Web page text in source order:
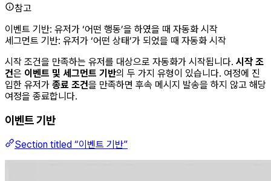
참고
이벤트 기반: 유저가 ‘어떤 행동’을 하였을 때 자동화 시작
세그먼트 기반: 유저가 ‘어떤 상태’가 되었을 때 자동화 시작
시작 조건을 만족하는 유저를 대상으로 자동화가 시작됩니다. 시작 조
건은 이벤트 및 세그먼트 기반의 두 가지 유형이 있습니다. 여정에 진
입한 유저가 종료 조건을 만족하면 후속 메시지 발송을 하지 않고 해당
여정을 종료합니다.
이벤트 기반
Section titled “이벤트 기반”